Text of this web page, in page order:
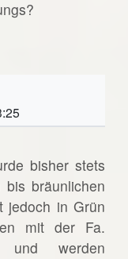
bisher stets
bräunlichen
jedoch in Grün
mit der Fa.
und werden